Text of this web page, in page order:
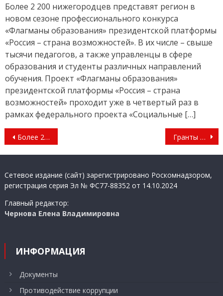
Более 2 200 нижегородцев представят регион в
новом сезоне профессионального конкурса
«Флагманы образования» президентской платформы
«Россия – страна возможностей». В их числе – свыше
тысячи педагогов, а также управленцы в сфере
образования и студенты различных направлений
обучения. Проект «Флагманы образования»
президентской платформы «Россия – страна
возможностей» проходит уже в четвертый раз в
рамках федерального проекта «Социальные […]
Навигация
по
Более 2 млн рублей штрафов назначено за неделю в Нижегородской области за нарушение режима повышенной готовности Гранты на поддержку социального бизнеса, пополнение парков скорой помощи и другие итоги недели
Сетевое издание (сайт) зарегистрировано Роскомнадзором,
регистрация серия Эл № ФС77-88352 от 14.10.2024
Главный редактор:
Чернова Елена Владимировна
ИНФОРМАЦИЯ
Документы
Противодействие коррупции